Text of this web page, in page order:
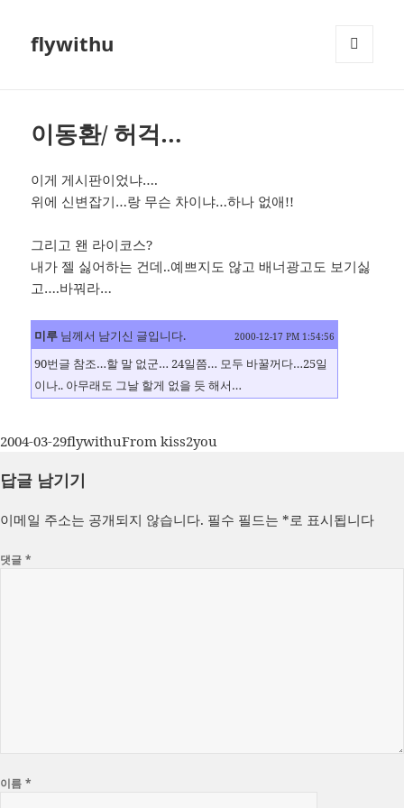
flywithu
이동환/ 허걱…
이게 게시판이었냐….
위에 신변잡기…랑 무슨 차이냐…하나 없애!!
그리고 왠 라이코스?
내가 젤 싫어하는 건데..예쁘지도 않고 배너광고도 보기싫
고….바꿔라…
미루 님께서 남기신 글입니다. 2000-12-17 PM 1:54:56
90번글 참조…할 말 없군… 24일쯤… 모두 바꿀꺼다…25일
이나.. 아무래도 그날 할게 없을 듯 해서…
작
일
2004-03-29글
이
flywithu카
From kiss2you
답글 남기기
이메일 주소는 공개되지 않습니다. 필수 필드는 *로 표시됩니다
댓글*
이름*